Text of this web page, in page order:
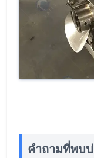
คำถามที่พบ